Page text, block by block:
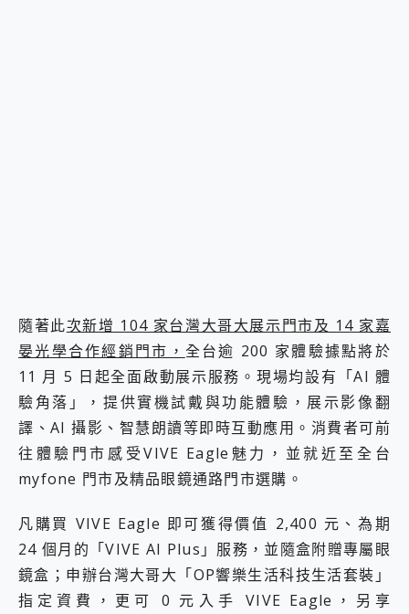
隨著此次新增 104 家台灣大哥大展示門市及 14 家嘉
晏光學合作經銷門市， 全台逾 200 家體驗據點將於
11 月 5 日起全面啟動展示服務。現場均設有「AI 體
驗角落」，提供實機試戴與功能體驗，展示影像翻
譯、AI 攝影、智慧朗讀等即時互動應用。消費者可前
往體驗門市感受VIVE Eagle魅力，並就近至全台
myfone 門市及精品眼鏡通路門市選購。
凡購買 VIVE Eagle 即可獲得價值 2,400 元、為期
24 個月的「VIVE AI Plus」服務，並隨盒附贈專屬眼
鏡盒；申辦台灣大哥大「OP響樂生活科技生活套裝」
指定資費，更可 0 元入手 VIVE Eagle，另享